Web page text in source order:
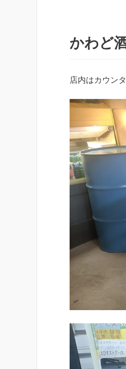
かわど
店内はカウン